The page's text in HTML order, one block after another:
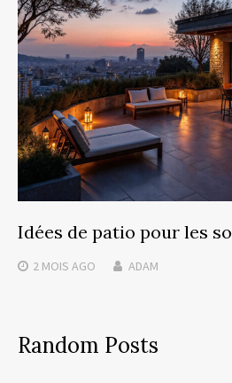
Idées de patio pour les
2 MOIS AGO ADAM
Random Posts